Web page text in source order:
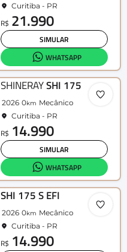
Curitiba - PR
R$ 21.990
SIMULAR
WHATSAPP
SHINERAYSHI 175
2026 0km Mecânico
Curitiba - PR
R$ 14.990
SIMULAR
WHATSAPP
SHI 175 S EFI
2026 0km Mecânico
Curitiba - PR
R$ 14.990